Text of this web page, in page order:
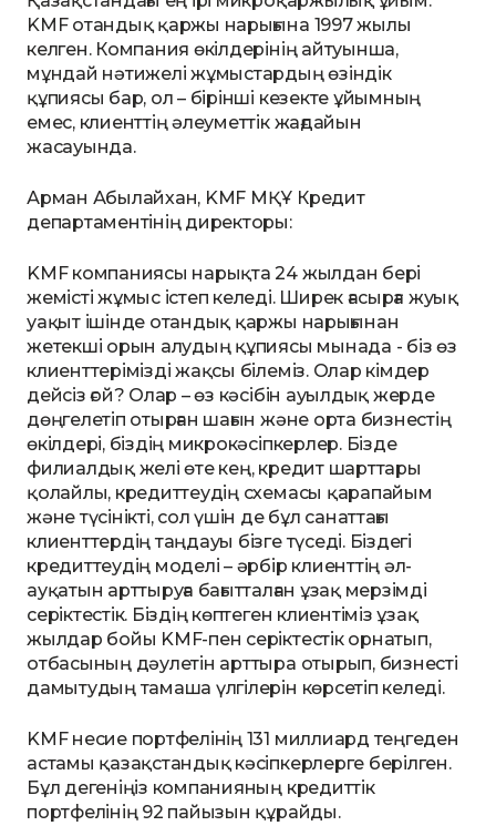
KMF отандық қаржы нарығына 1997 жылы
келген. Компания өкілдерінің айтуынша,
мұндай нәтижелі жұмыстардың өзіндік
құпиясы бар, ол – бірінші кезекте ұйымның
емес, клиенттің әлеуметтік жағдайын
жасауында.
Арман Абылайхан, KMF МҚҰ Кредит
департаментінің директоры:
KMF компаниясы нарықта 24 жылдан бері
жемісті жұмыс істеп келеді. Ширек ғасырға жуық
уақыт ішінде отандық қаржы нарығынан
жетекші орын алудың құпиясы мынада - біз өз
клиенттерімізді жақсы білеміз. Олар кімдер
дейсіз ғой? Олар – өз кәсібін ауылдық жерде
дөңгелетіп отырған шағын және орта бизнестің
өкілдері, біздің микрокәсіпкерлер. Бізде
филиалдық желі өте кең, кредит шарттары
қолайлы, кредиттеудің схемасы қарапайым
және түсінікті, сол үшін де бұл санаттағы
клиенттердің таңдауы бізге түседі. Біздегі
кредиттеудің моделі – әрбір клиенттің әл-
ауқатын арттыруға бағытталған ұзақ мерзімді
серіктестік. Біздің көптеген клиентіміз ұзақ
жылдар бойы KMF-пен серіктестік орнатып,
отбасының дәулетін арттыра отырып, бизнесті
дамытудың тамаша үлгілерін көрсетіп келеді.
KMF несие портфелінің 131 миллиард теңгеден
астамы қазақстандық кәсіпкерлерге берілген.
Бұл дегеніңіз компанияның кредиттік
портфелінің 92 пайызын құрайды.